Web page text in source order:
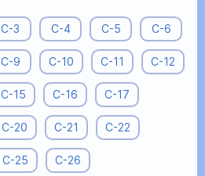
С-3 С-4 С-5 С-6
С-9 С-10 С-11 С-12
С-15 С-16 С-17
С-20 С-21 С-22
С-25 С-26